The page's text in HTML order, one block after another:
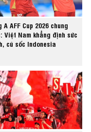
A AFF Cup 2026 chung
Việt Nam khẳng định sức
cú sốc Indonesia